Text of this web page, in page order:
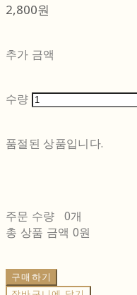
2,800원
추가 금액
수량
품절된 상품입니다.
주문 수량
0개
총 상품 금액 0원
구매하기